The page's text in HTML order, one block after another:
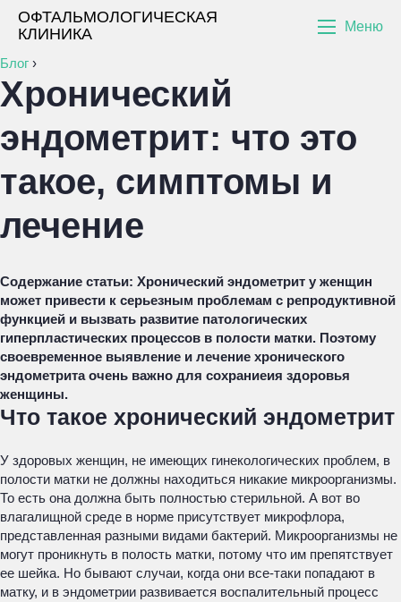
ОФТАЛЬМОЛОГИЧЕСКАЯ
КЛИНИКА
Меню
Блог ›
Хронический
эндометрит: что это
такое, симптомы и
лечение
Содержание статьи: Хронический эндометрит у женщин
может привести к серьезным проблемам с репродуктивной
функцией и вызвать развитие патологических
гиперпластических процессов в полости матки. Поэтому
своевременное выявление и лечение хронического
эндометрита очень важно для сохраниеия здоровья
женщины.
Что такое хронический эндометрит
У здоровых женщин, не имеющих гинекологических проблем, в
полости матки не должны находиться никакие микроорганизмы.
То есть она должна быть полностью стерильной. А вот во
влагалищной среде в норме присутствует микрофлора,
представленная разными видами бактерий. Микроорганизмы не
могут проникнуть в полость матки, потому что им препятствует
ее шейка. Но бывают случаи, когда они все-таки попадают в
матку, и в эндометрии развивается воспалительный процесс